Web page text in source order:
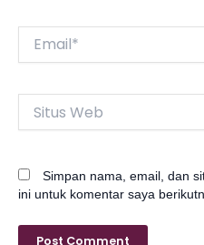
Web
Simpan nama, email, dan
ini untuk komentar saya